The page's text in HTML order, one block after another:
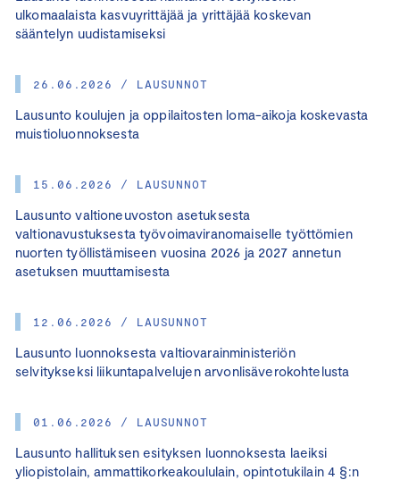
ulkomaalaista kasvuyrittäjää ja yrittäjää koskevan
sääntelyn uudistamiseksi
26.06.2026 / LAUSUNNOT
Lausunto koulujen ja oppilaitosten loma-aikoja koskevasta
muistioluonnoksesta
15.06.2026 / LAUSUNNOT
Lausunto valtioneuvoston asetuksesta
valtionavustuksesta työvoimaviranomaiselle työttömien
nuorten työllistämiseen vuosina 2026 ja 2027 annetun
asetuksen muuttamisesta
12.06.2026 / LAUSUNNOT
Lausunto luonnoksesta valtiovarainministeriön
selvitykseksi liikuntapalvelujen arvonlisäverokohtelusta
01.06.2026 / LAUSUNNOT
Lausunto hallituksen esityksen luonnoksesta laeiksi
yliopistolain, ammattikorkeakoululain, opintotukilain 4 §:n